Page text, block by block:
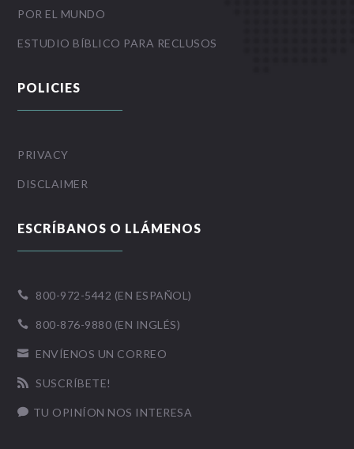
POR EL MUNDO
ESTUDIO BÍBLICO PARA RECLUSOS
POLICIES
PRIVACY
DISCLAIMER
ESCRÍBANOS O LLÁMENOS
 800-972-5442 (EN ESPAÑOL)
 800-876-9880 (EN INGLÉS)
 ENVÍENOS UN CORREO
 SUSCRÍBETE!
 TU OPINÍON NOS INTERESA